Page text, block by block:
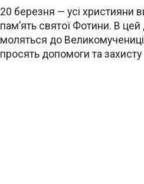
20 березня — усі християни
пам’ять святої Фотини. В цей
моляться до
просять допомоги та захисту